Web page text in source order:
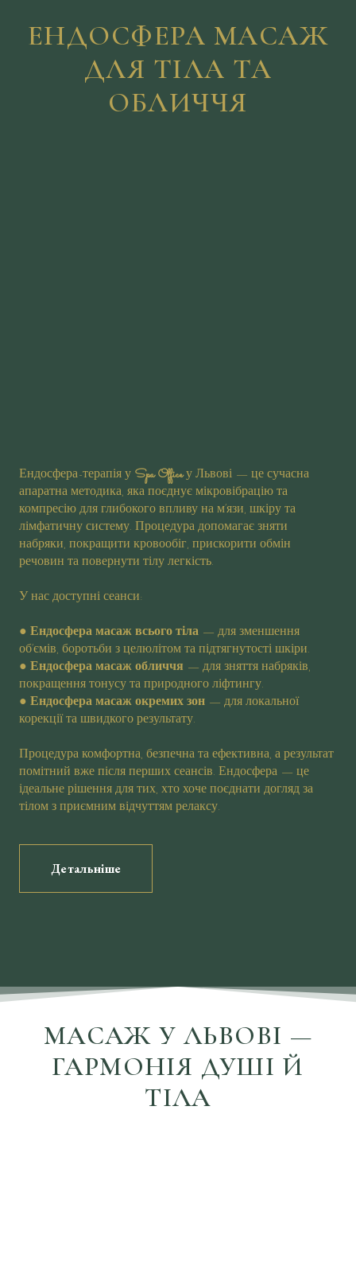
ЕНДОСФЕРА МАСАЖ
ДЛЯ ТІЛА ТА
ОБЛИЧЧЯ
Ендосфера-терапія у Spa Officeу Львові — це сучасна
апаратна методика, яка поєднує мікровібрацію та
компресію для глибокого впливу на м’язи, шкіру та
лімфатичну систему. Процедура допомагає зняти
набряки, покращити кровообіг, прискорити обмін
речовин та повернути тілу легкість.
У нас доступні сеанси:
● Ендосфера масаж всього тіла — для зменшення
об’ємів, боротьби з целюлітом та підтягнутості шкіри.
● Ендосфера масаж обличчя — для зняття набряків,
покращення тонусу та природного ліфтингу.
● Ендосфера масаж окремих зон — для локальної
корекції та швидкого результату.
Процедура комфортна, безпечна та ефективна, а результат
помітний вже після перших сеансів. Ендосфера — це
ідеальне рішення для тих, хто хоче поєднати догляд за
тілом з приємним відчуттям релаксу.
Детальніше
МАСАЖ У ЛЬВОВІ —
ГАРМОНІЯ ДУШІ Й
ТІЛА